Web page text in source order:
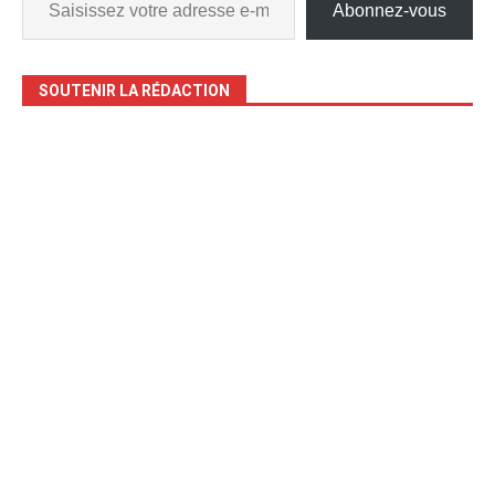
Abonnez-vous
SOUTENIR LA RÉDACTION